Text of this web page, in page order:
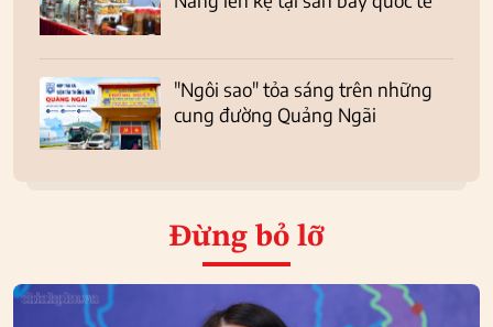
"Ngôi sao" tỏa sáng trên những
cung đường Quảng Ngãi
Đừng bỏ lỡ